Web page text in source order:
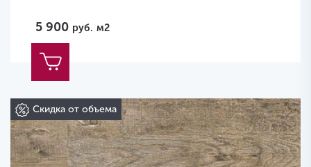
5 900 руб. м2
Скидка от объема